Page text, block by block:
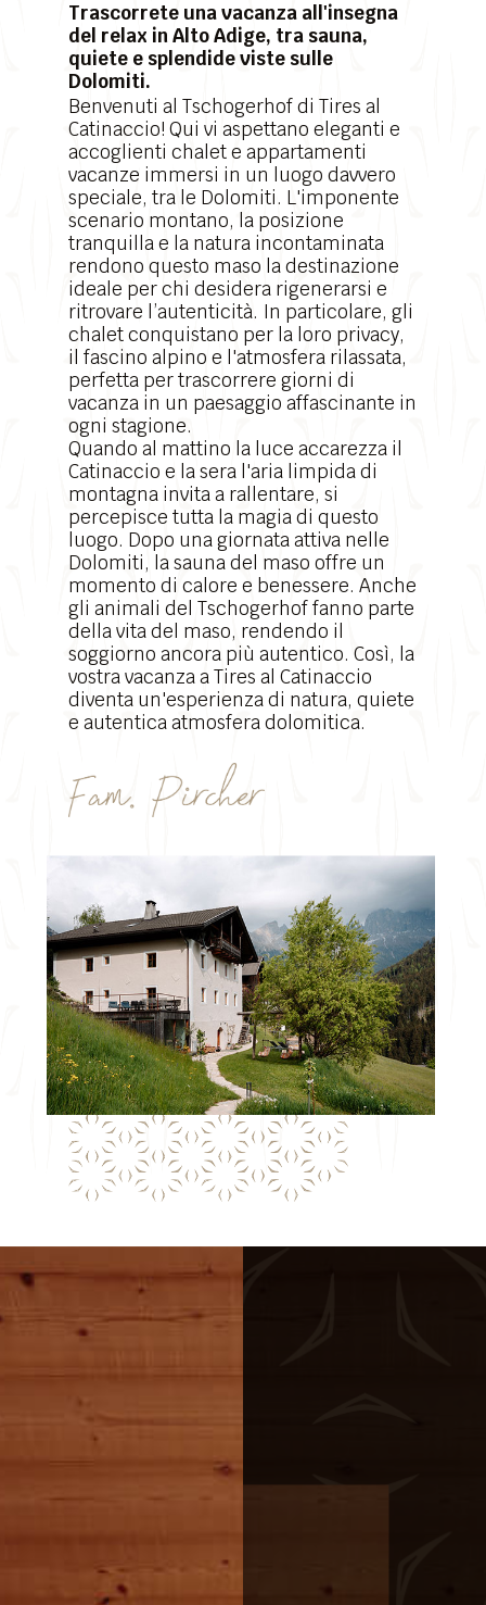
Trascorrete una vacanza all'insegna
del relax in Alto Adige, tra sauna,
quiete e splendide viste sulle
Dolomiti.
Benvenuti al Tschogerhof di Tires al
Catinaccio! Qui vi aspettano eleganti e
accoglienti chalet e appartamenti
vacanze immersi in un luogo davvero
speciale, tra le Dolomiti. L'imponente
scenario montano, la posizione
tranquilla e la natura incontaminata
rendono questo maso la destinazione
ideale per chi desidera rigenerarsi e
ritrovare l’autenticità. In particolare, gli
chalet conquistano per la loro privacy,
il fascino alpino e l'atmosfera rilassata,
perfetta per trascorrere giorni di
vacanza in un paesaggio affascinante in
ogni stagione.
Quando al mattino la luce accarezza il
Catinaccio e la sera l'aria limpida di
montagna invita a rallentare, si
percepisce tutta la magia di questo
luogo. Dopo una giornata attiva nelle
Dolomiti, la sauna del maso offre un
momento di calore e benessere. Anche
gli animali del Tschogerhof fanno parte
della vita del maso, rendendo il
soggiorno ancora più autentico. Così, la
vostra vacanza a Tires al Catinaccio
diventa un'esperienza di natura, quiete
e autentica atmosfera dolomitica.